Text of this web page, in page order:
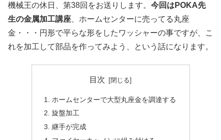
機械王の休日、第38回をお送りします。 今回はPOKA先
生の金属加工講座 、ホームセンターに売ってる丸座
金・・・円形で平らな形をしたワッシャーの事ですが、こ
れを加工して部品を作ってみよう、という話になります。
目次
ホームセンターで大型丸座金を調達する
旋盤加工
継手が完成